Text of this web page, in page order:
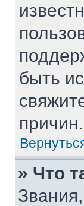
быть
причин.
» Что